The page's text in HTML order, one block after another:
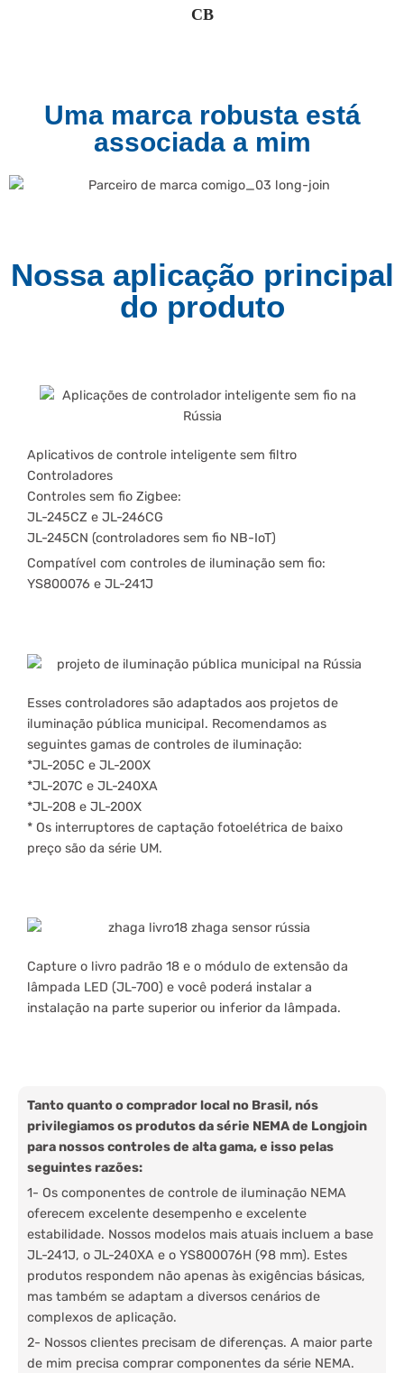
CB
Uma marca robusta está
associada a mim
Nossa aplicação principal
do produto
Aplicativos de controle inteligente sem filtro
Controladores
Controles sem fio Zigbee:
JL-245CZ e JL-246CG
JL-245CN (controladores sem fio NB-IoT)
Compatível com controles de iluminação sem fio:
YS800076 e JL-241J
Esses controladores são adaptados aos projetos de
iluminação pública municipal. Recomendamos as
seguintes gamas de controles de iluminação:
*JL-205C e JL-200X
*JL-207C e JL-240XA
*JL-208 e JL-200X
* Os interruptores de captação fotoelétrica de baixo
preço são da série UM.
Capture o livro padrão 18 e o módulo de extensão da
lâmpada LED (JL-700) e você poderá instalar a
instalação na parte superior ou inferior da lâmpada.
Tanto quanto o comprador local no Brasil, nós
privilegiamos os produtos da série NEMA de Longjoin
para nossos controles de alta gama, e isso pelas
seguintes razões:
1- Os componentes de controle de iluminação NEMA
oferecem excelente desempenho e excelente
estabilidade. Nossos modelos mais atuais incluem a base
JL-241J, o JL-240XA e o YS800076H (98 mm). Estes
produtos respondem não apenas às exigências básicas,
mas também se adaptam a diversos cenários de
complexos de aplicação.
2- Nossos clientes precisam de diferenças. A maior parte
de mim precisa comprar componentes da série NEMA.